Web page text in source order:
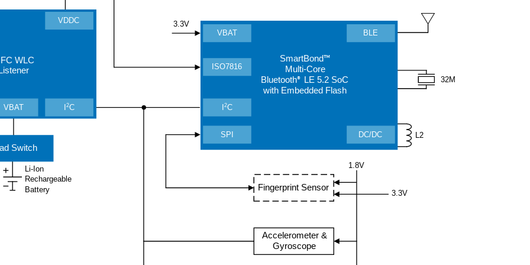
Accelerometer &
Gyroscope
Fingerprint Sensor
Li-Ion
Rechargeable
Battery
3.3V
1.8V
3.3V
L2
32M
Switch
WLC
VDDC
VBAT I2C
VBAT
ISO7816
2C
SPI
BLE
DC/DC
SmartBond™
Multi-Core
Bluetooth® LE 5.2 SoC
with Embedded Flash